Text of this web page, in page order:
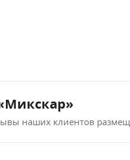
наших клиентов